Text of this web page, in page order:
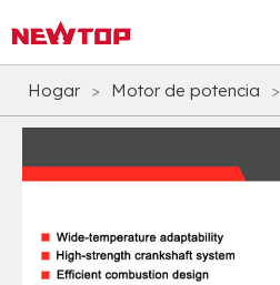
Hogar > Motor de potencia >